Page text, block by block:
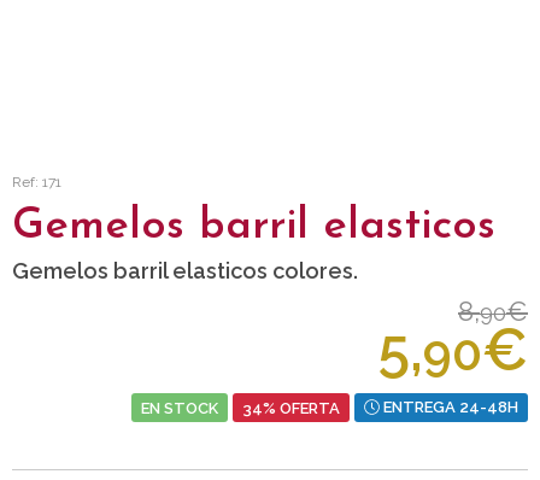
Ref: 171
Gemelos barril elasticos
Gemelos barril elasticos colores.
8,90€
5,90€
EN STOCK 34% OFERTA ENTREGA 24-48H